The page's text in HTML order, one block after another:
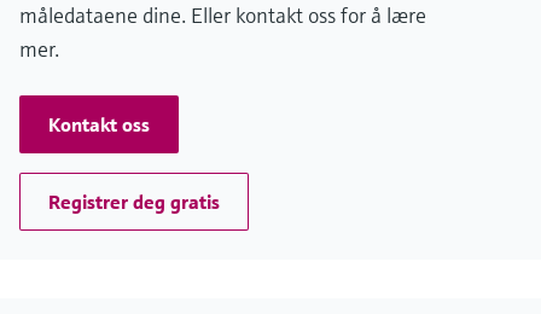
måledataene dine. Eller kontakt oss for å lære
mer.
Kontakt oss
Registrer deg gratis